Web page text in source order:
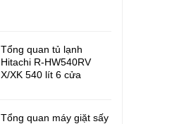
Tổng quan tủ lạnh
Hitachi R-HW540RV
X/XK 540 lít 6 cửa
Tổng quan máy giặt sấy